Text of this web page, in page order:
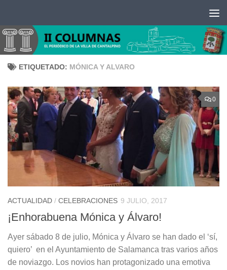
ETIQUETADO: MÓNICA Y ALVARO
0
ACTUALIDAD / CELEBRACIONES 9 JULIO, 2017
¡Enhorabuena Mónica y Álvaro!
Ayer sábado 8 de julio, Mónica y Álvaro se han dado el ‘sí,
quiero’ en el Ayuntamiento de Salamanca tras varios años
de noviazgo. Los novios han protagonizado una emotiva